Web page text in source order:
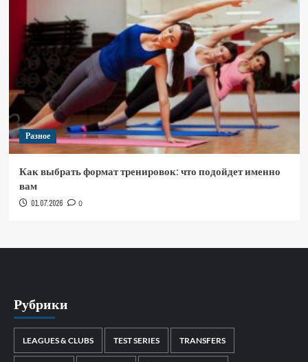
Разное
Как выбрать формат тренировок: что подойдет именно
вам
01.07.2026 0
Рубрики
LEAGUES & CLUBS TEST SERIES TRANSFERS